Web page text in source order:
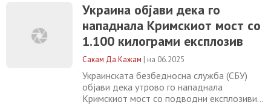
Кримскиот мост СБУ минира мост што ги
поврзува Русија со Крим Воведена
забрана за работа на сите авиопревозници
од Суринам и Танзанија во ЕУ Излезни
Украина објави дека го
нападнала Кримскиот мост со
1.100 килограми експлозив
Сакам Да Кажам | на 06.2025
Украинската безбедносна служба (СБУ)
објави дека утрово го нападнала
Кримскиот мост со подводни експлозиви.